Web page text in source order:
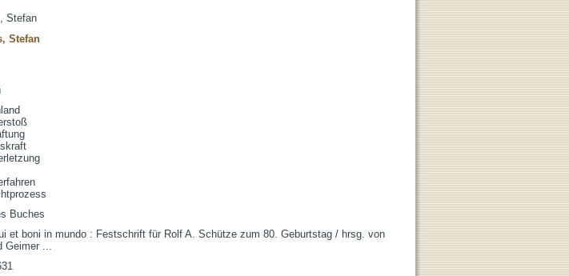
Stefan
Stefan
Buches
et boni in mundo : Festschrift für Rolf A. Schütze zum 80. Geburtstag / hrsg. von
Geimer ...